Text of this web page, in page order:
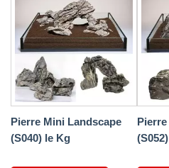
Pierre Mini Landscape
(S040) le Kg